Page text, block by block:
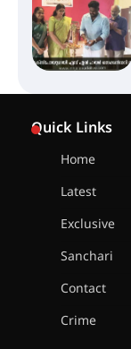
Quick Links
Home
Latest
Exclusive
Sanchari
Contact
Crime